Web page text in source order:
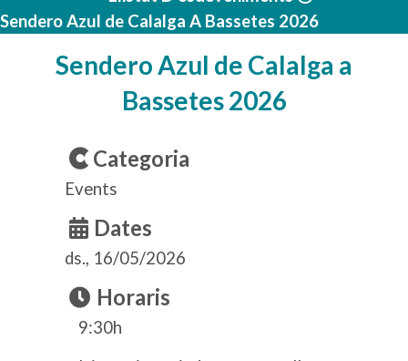
Sendero Azul de Calalga A Bassetes 2026
Sendero Azul de Calalga a
Bassetes 2026
Categoria
Events
Dates
ds., 16/05/2026
Horaris
9:30h